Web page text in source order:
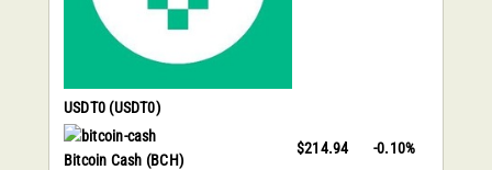
USDT0 (USDT0)
Bitcoin Cash (BCH)
$214.94 -0.10%